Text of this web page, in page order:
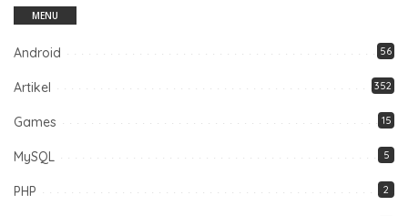
MENU
Android 56
Artikel 352
Games 15
MySQL 5
PHP 2